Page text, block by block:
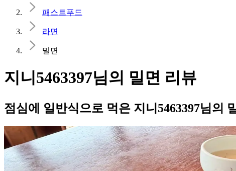
패스트푸드
라면
밀면
지니5463397님의 밀면 리뷰
점심에 일반식으로 먹은 지니5463397님의